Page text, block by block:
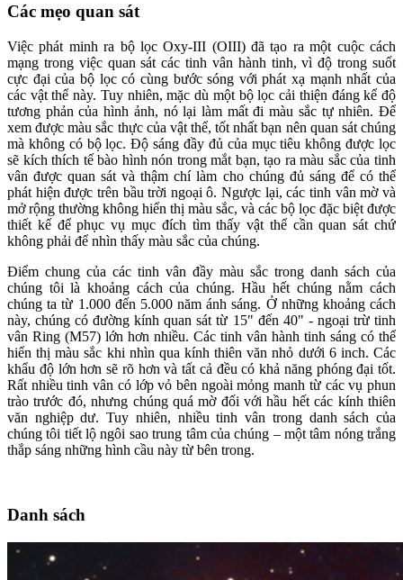
Các mẹo quan sát
Việc phát minh ra bộ lọc Oxy-III (OIII) đã tạo ra một cuộc cách
mạng trong việc quan sát các tinh vân hành tinh, vì độ trong suốt
cực đại của bộ lọc có cùng bước sóng với phát xạ mạnh nhất của
các vật thể này. Tuy nhiên, mặc dù một bộ lọc cải thiện đáng kể độ
tương phản của hình ảnh, nó lại làm mất đi màu sắc tự nhiên. Để
xem được màu sắc thực của vật thể, tốt nhất bạn nên quan sát chúng
mà không có bộ lọc. Độ sáng đầy đủ của mục tiêu không được lọc
sẽ kích thích tế bào hình nón trong mắt bạn, tạo ra màu sắc của tinh
vân được quan sát và thậm chí làm cho chúng đủ sáng để có thể
phát hiện được trên bầu trời ngoại ô. Ngược lại, các tinh vân mờ và
mở rộng thường không hiển thị màu sắc, và các bộ lọc đặc biệt được
thiết kế để phục vụ mục đích tìm thấy vật thể cần quan sát chứ
không phải để nhìn thấy màu sắc của chúng.
Điểm chung của các tinh vân đầy màu sắc trong danh sách của
chúng tôi là khoảng cách của chúng. Hầu hết chúng nằm cách
chúng ta từ 1.000 đến 5.000 năm ánh sáng. Ở những khoảng cách
này, chúng có đường kính quan sát từ 15" đến 40" - ngoại trừ tinh
vân Ring (M57) lớn hơn nhiều. Các tinh vân hành tinh sáng có thể
hiển thị màu sắc khi nhìn qua kính thiên văn nhỏ dưới 6 inch. Các
khẩu độ lớn hơn sẽ rõ hơn và tất cả đều có khả năng phóng đại tốt.
Rất nhiều tinh vân có lớp vỏ bên ngoài mỏng manh từ các vụ phun
trào trước đó, nhưng chúng quá mờ đối với hầu hết các kính thiên
văn nghiệp dư. Tuy nhiên, nhiều tinh vân trong danh sách của
chúng tôi tiết lộ ngôi sao trung tâm của chúng – một tâm nóng trắng
thắp sáng những hình cầu này từ bên trong.
Danh sách